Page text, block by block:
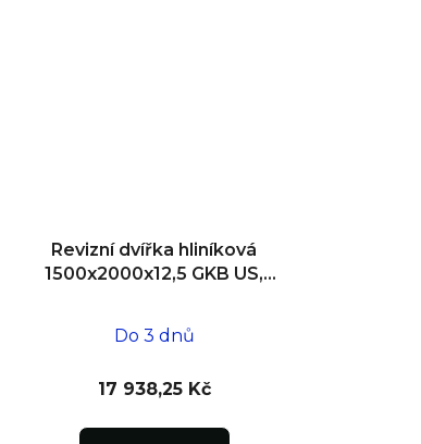
Revizní dvířka hliníková
1500x2000x12,5 GKB US,
Do 3 dnů
17 938,25 Kč